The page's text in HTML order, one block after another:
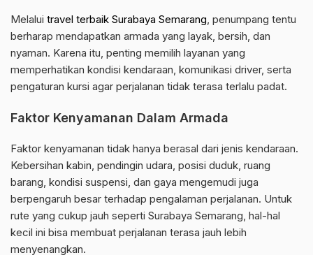
Melalui travel terbaik Surabaya Semarang, penumpang tentu
berharap mendapatkan armada yang layak, bersih, dan
nyaman. Karena itu, penting memilih layanan yang
memperhatikan kondisi kendaraan, komunikasi driver, serta
pengaturan kursi agar perjalanan tidak terasa terlalu padat.
Faktor Kenyamanan Dalam Armada
Faktor kenyamanan tidak hanya berasal dari jenis kendaraan.
Kebersihan kabin, pendingin udara, posisi duduk, ruang
barang, kondisi suspensi, dan gaya mengemudi juga
berpengaruh besar terhadap pengalaman perjalanan. Untuk
rute yang cukup jauh seperti Surabaya Semarang, hal-hal
kecil ini bisa membuat perjalanan terasa jauh lebih
menyenangkan.